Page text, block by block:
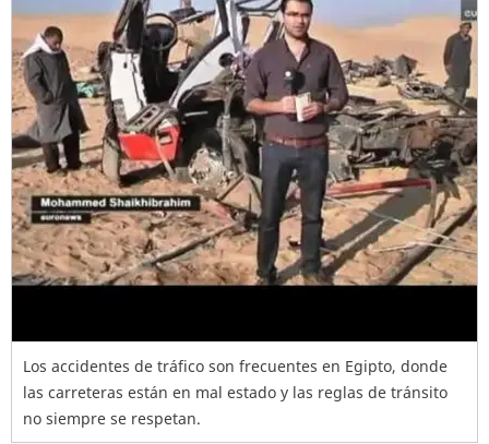
Los accidentes de tráfico son frecuentes en Egipto, donde
las carreteras están en mal estado y las reglas de tránsito
no siempre se respetan.